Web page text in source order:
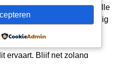
paniekaanvallen” komen alle
uitgelegd om volledig
zorgeloos te leven.
en ervaar de
ervaart. Blijf net zolang